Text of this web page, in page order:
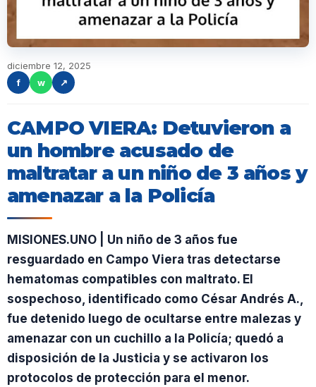
diciembre 12, 2025
f
w ↗
CAMPO VIERA: Detuvieron a
un hombre acusado de
maltratar a un niño de 3 años y
amenazar a la Policía
MISIONES.UNO | Un niño de 3 años fue
resguardado en Campo Viera tras detectarse
hematomas compatibles con maltrato. El
sospechoso, identificado como César Andrés A.,
fue detenido luego de ocultarse entre malezas y
amenazar con un cuchillo a la Policía; quedó a
disposición de la Justicia y se activaron los
protocolos de protección para el menor.